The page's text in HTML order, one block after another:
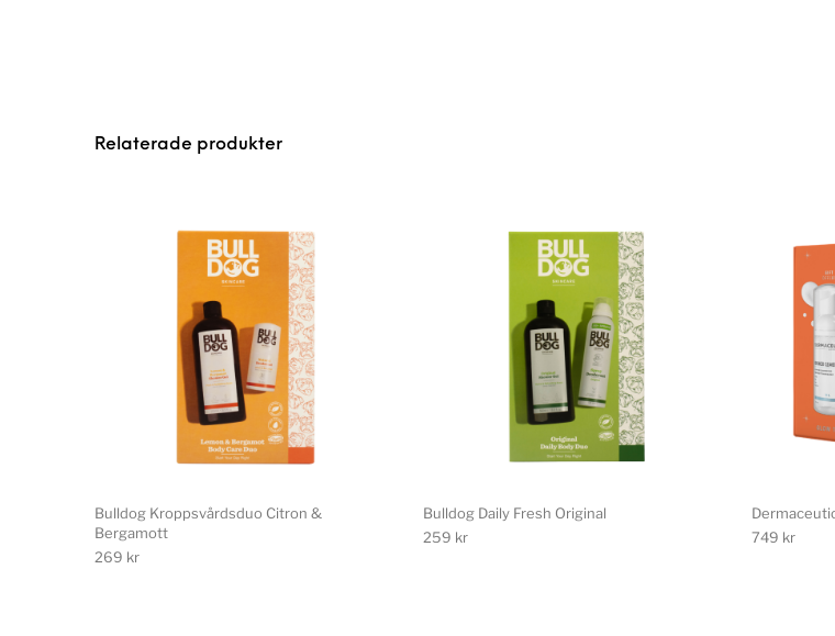
Relaterade produkter
Bulldog Kroppsvårdsduo Citron &
Bergamott
269 kr
Bulldog Daily Fresh Original
259 kr
749 kr